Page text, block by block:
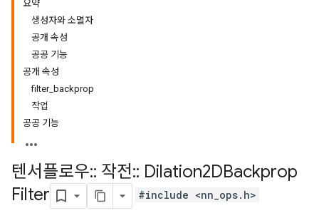
요약
생성자와 소멸자
공개 속성
공공 기능
공개 속성
filter_backprop
작업
공공 기능
텐서플로우:: 작전:: Dilation2DBackprop
Filter
#include <nn_ops.h>